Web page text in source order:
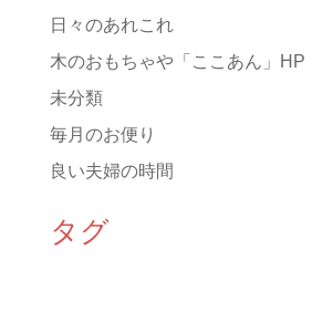
日々のあれこれ
木のおもちゃや「ここあん」HP
未分類
毎月のお便り
良い夫婦の時間
タグ